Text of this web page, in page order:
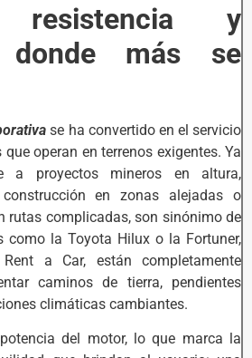
resistencia y
donde más se
se ha convertido en el servicio
operan en terrenos exigentes. Ya
a proyectos mineros en altura,
en zonas alejadas o
rutas complicadas, son sinónimo de
como la Toyota Hilux o la Fortuner,
a Car, están completamente
caminos de tierra, pendientes
climáticas cambiantes.
del motor, lo que marca la